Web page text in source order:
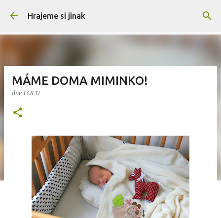
Přeskočit na hlavní obsah
Hrajeme si jinak
MÁME DOMA MIMINKO!
dne 13.8.17